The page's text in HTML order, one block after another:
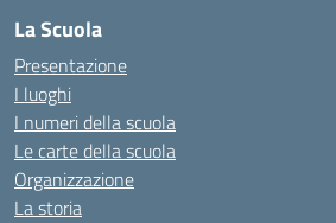
La Scuola
Presentazione
I luoghi
I numeri della scuola
Le carte della scuola
Organizzazione
La storia